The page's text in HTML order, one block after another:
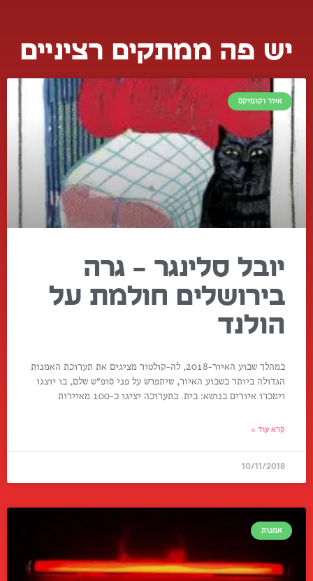
יש פה ממתקים רציניים
איור וקומיקס
יובל סלינגר – גרה
בירושלים חולמת על
הולנד
במהלך שבוע האיור-2018, לה-קולטור מציגים את תערוכת האמנות
הגדולה ביותר בשבוע האיור, שיתפרש על פני סופ"ש שלם, בו יוצגו
וימכרו איורים בנושא: בית. בתערוכה יציגו כ-100 מאיירות
קרא עוד »
10/11/2018
אמנות